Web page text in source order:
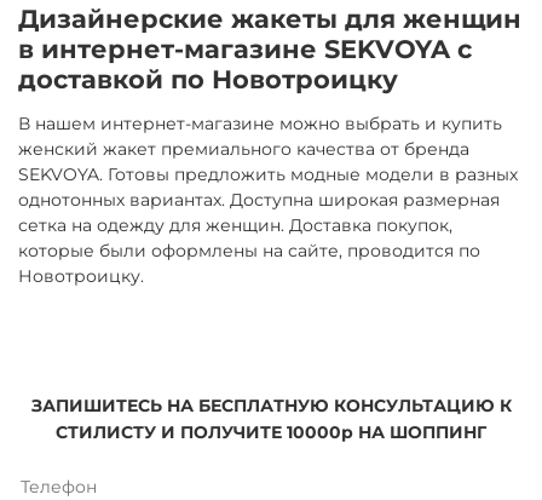
Дизайнерские жакеты для женщин
в интернет-магазине SEKVOYA с
доставкой по Новотроицку
В нашем интернет-магазине можно выбрать и купить
женский жакет премиального качества от бренда
SEKVOYA. Готовы предложить модные модели в разных
однотонных вариантах. Доступна широкая размерная
сетка на одежду для женщин. Доставка покупок,
которые были оформлены на сайте, проводится по
Новотроицку.
ЗАПИШИТЕСЬ НА БЕСПЛАТНУЮ КОНСУЛЬТАЦИЮ К
СТИЛИСТУ И ПОЛУЧИТЕ 10000р НА ШОППИНГ